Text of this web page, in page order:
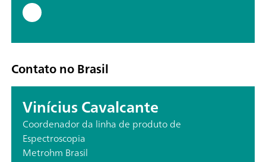
Contato no Brasil
Vinícius Cavalcante
Coordenador da linha de produto de
Espectroscopia
Metrohm Brasil